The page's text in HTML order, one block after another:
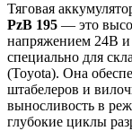
Тяговая
PzB 195 — это
напряжением 24В и
специально для
(Toyota). Она
штабелеров и
выносливость в
глубокие циклы